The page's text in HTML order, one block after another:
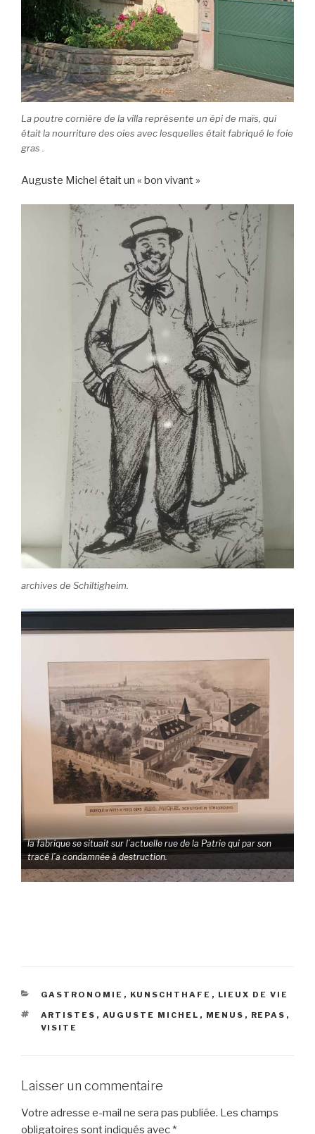
La poutre cornière de la villa représente un épi de maïs, qui
était la nourriture des oies avec lesquelles était fabriqué le foie
gras .
Auguste Michel était un « bon vivant »
archives de Schiltigheim.
la fabrique se situait sur l’actuelle rue de la Patrie qui par son
tracé l’a condamnée à destruction.
CATÉGORIES
GASTRONOMIE , KUNSCHTHAFE , LIEUX DE VIE
ÉTIQUETTES
ARTISTES , AUGUSTE MICHEL , MENUS , REPAS ,
VISITE
Laisser un commentaire
Votre adresse e-mail ne sera pas publiée. Les champs
obligatoires sont indiqués avec *